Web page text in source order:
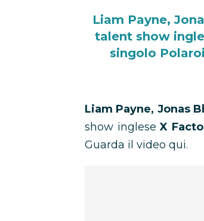
Liam Payne,
talent show
singolo
Liam Payne, Jonas
show ingleseX
Guarda il video qui.